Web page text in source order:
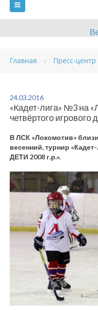
ГЛАВНАЯ
ВИДЫ СПОРТА
ОБЪЕКТЫ
ОЦЕНКА КАЧЕСТВА
ПЛАТНЫЕ УСЛУГИ
Главная Пресс-центр
24.03.2016
«Кадет-лига» №3 на
четвёртого игрового
В ЛСК «Локомотив»
весенний, турнир
ДЕТИ 2008 г.р.».